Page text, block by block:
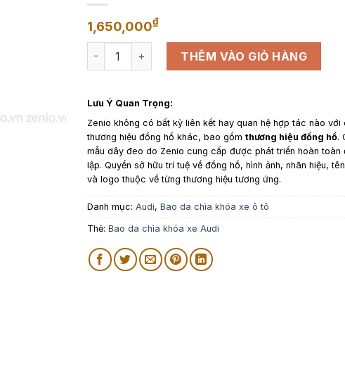
1,650,000₫
Bao da chìa khóa xe Audi - Da cá sấu màu xanh
THÊM VÀO GIỎ HÀNG
Lưu Ý Quan Trọng:
Zenio không có bất kỳ liên kết hay quan hệ hợp tác nào với
thương hiệu đồng hồ khác, bao gồm thương hiệu đồng hồ.
mẫu dây đeo do Zenio cung cấp được phát triển hoàn toàn
lập. Quyền sở hữu trí tuệ về đồng hồ, hình ảnh, nhãn hiệu,
và logo thuộc về từng thương hiệu tương ứng.
Danh mục: Audi, Bao da chìa khóa xe ô tô
Thẻ: Bao da chìa khóa xe Audi